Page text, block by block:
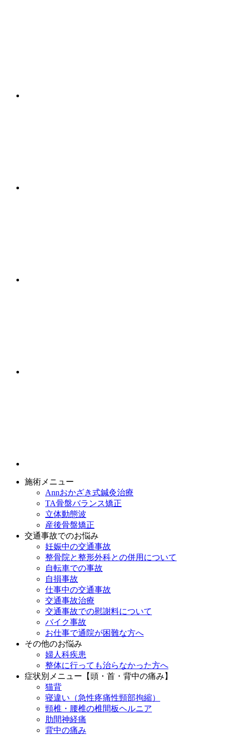
施術メニュー
Annおかざき式鍼灸治療
TA骨盤バランス矯正
立体動態波
産後骨盤矯正
交通事故でのお悩み
妊娠中の交通事故
整骨院と整形外科との併用について
自転車での事故
自損事故
仕事中の交通事故
交通事故治療
交通事故での慰謝料について
バイク事故
お仕事で通院が困難な方へ
その他のお悩み
婦人科疾患
整体に行っても治らなかった方へ
症状別メニュー【頭・首・背中の痛み】
猫背
寝違い（急性疼痛性頸部拘縮）
頸椎・腰椎の椎間板ヘルニア
肋間神経痛
背中の痛み